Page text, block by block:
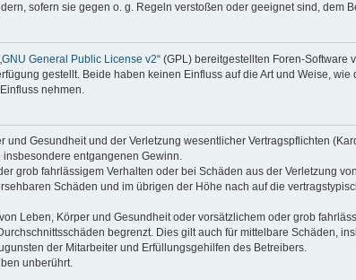
sofern sie gegen o. g. Regeln verstoßen oder geeignet sind, dem
GNU General Public License v2“ (GPL) bereitgestellten Foren-Software
gestellt. Beide haben keinen Einfluss auf die Art und Weise,
nehmen.
und Gesundheit und der Verletzung wesentlicher Vertragspflichten
entgangenen Gewinn.
grob fahrlässigem Verhalten oder bei Schäden aus der Verletzung
Schäden und im übrigen der Höhe nach auf die
Leben, Körper und Gesundheit oder vorsätzlichem oder grob
begrenzt. Dies gilt auch für mittelbare Schäden,
der Mitarbeiter und Erfüllungsgehilfen des Betreibers.
unberührt.